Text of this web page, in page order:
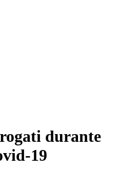
durante
19